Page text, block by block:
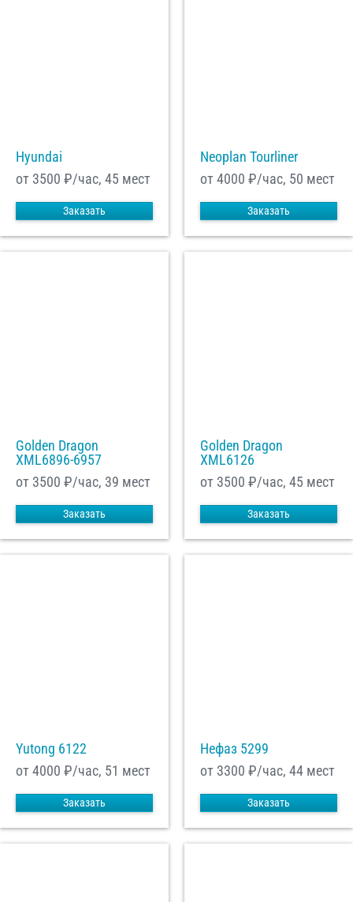
Hyundai
от 3500 ₽/час, 45 мест
Заказать
Neoplan Tourliner
от 4000 ₽/час, 50 мест
Заказать
Golden Dragon
XML6896-6957
от 3500 ₽/час, 39 мест
Заказать
Golden Dragon
XML6126
от 3500 ₽/час, 45 мест
Заказать
Yutong 6122
от 4000 ₽/час, 51 мест
Заказать
Нефаз 5299
от 3300 ₽/час, 44 мест
Заказать